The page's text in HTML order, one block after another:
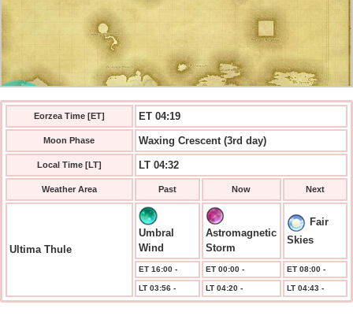
Eorzea Time [ET] ET 04:20
Moon Phase Waxing Crescent (3rd day)
Local Time [LT] LT 04:32
Weather Area Past Now Next
Ultima Thule
Umbral
Wind
Astromagnetic
Storm
Fair
Skies
ET 16:00 - ET 00:00 - ET 08:00 -
LT 03:56 - LT 04:20 - LT 04:43 -